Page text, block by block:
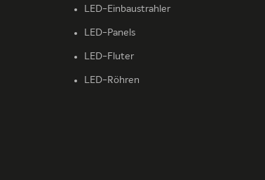
LED-Einbaustrahler
LED-Panels
LED-Fluter
LED-Röhren